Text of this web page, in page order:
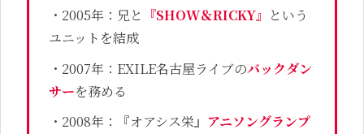
・2005年：兄と 『SHOW＆RICKY』 という
ユニットを結成
・2007年：EXILE名古屋ライブのバックダン
サーを務める
・2008年：『オアシス栄』 アニソングランプ